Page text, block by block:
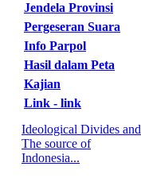
Jendela Provinsi
Pergeseran Suara
Info Parpol
Hasil dalam Peta
Kajian
Link - link
Ideological Divides and
The source of
Indonesia...